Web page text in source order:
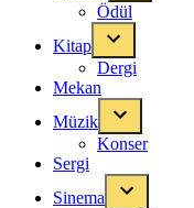
Ödül
Kitap
Dergi
Mekan
Müzik
Konser
Sergi
Sinema